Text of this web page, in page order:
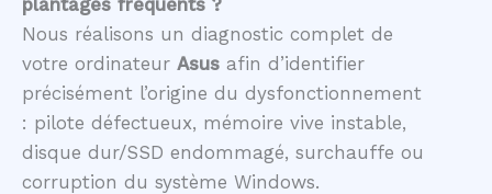
Nous réalisons un diagnostic complet de
votre ordinateur Asus afin d’identifier
précisément l’origine du dysfonctionnement
: pilote défectueux, mémoire vive instable,
disque dur/SSD endommagé, surchauffe ou
corruption du système Windows.